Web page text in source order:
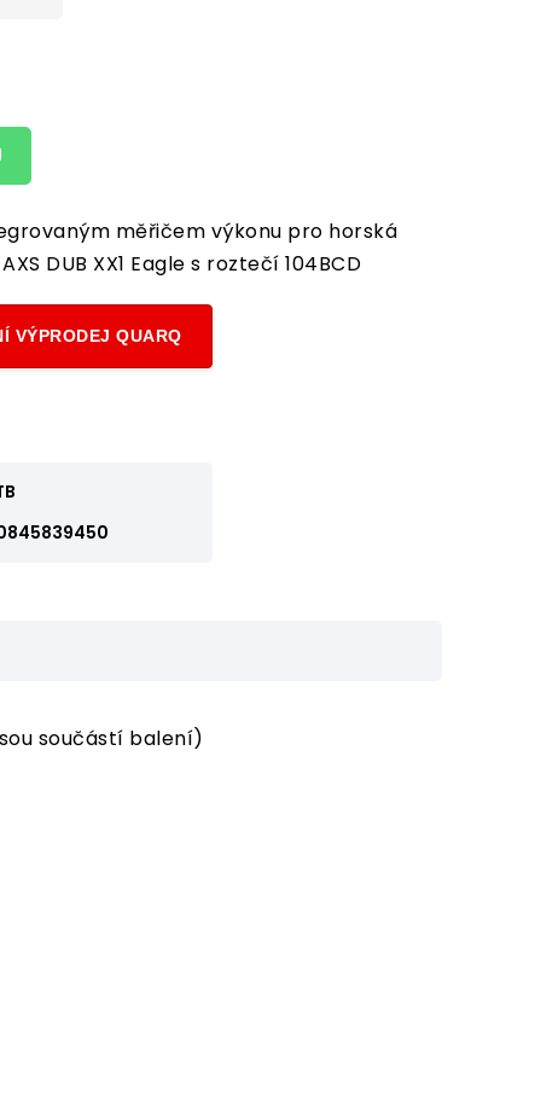
měřičem výkonu pro horská
AXS DUB XX1 Eagle s roztečí 104BCD
VÝPRODEJ QUARQ
součástí balení)